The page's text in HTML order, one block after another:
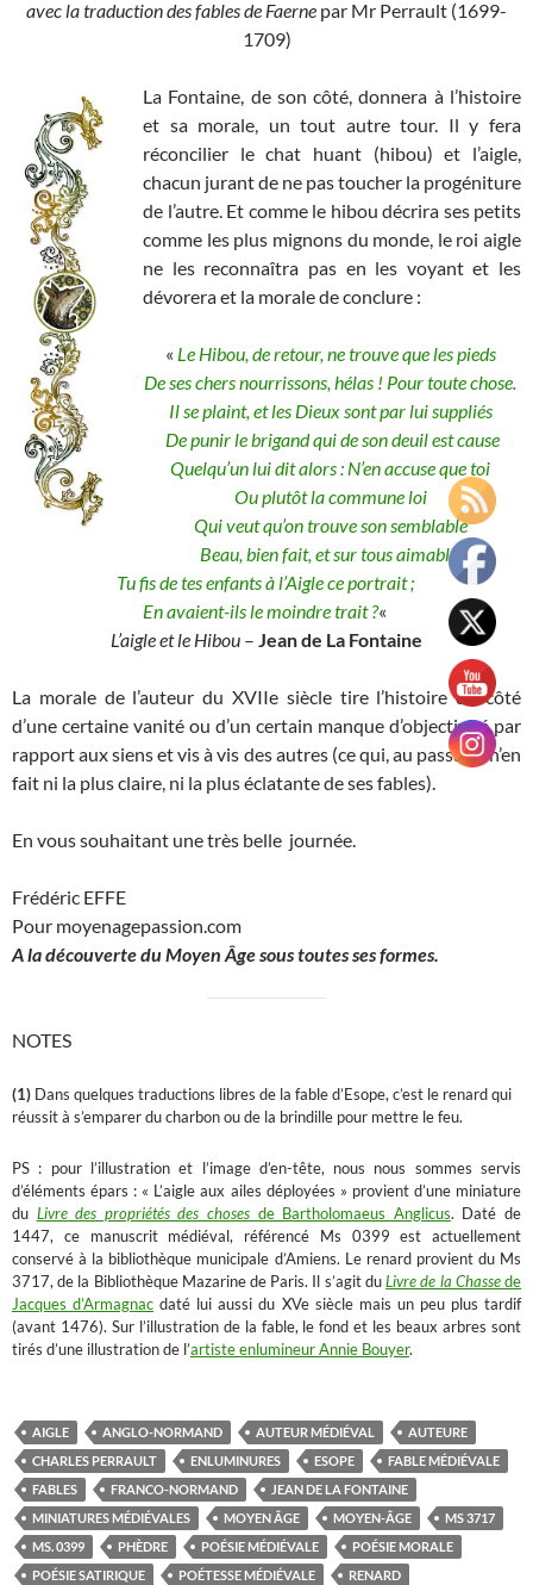
avec la traduction des fables de Faerne par Mr Perrault (1699-
1709)
La Fontaine, de son côté, donnera à l’histoire
et sa morale, un tout autre tour. Il y fera
réconcilier le chat huant (hibou) et l’aigle,
chacun jurant de ne pas toucher la progéniture
de l’autre. Et comme le hibou décrira ses petits
comme les plus mignons du monde, le roi aigle
ne les reconnaîtra pas en les voyant et les
dévorera et la morale de conclure :
« Le Hibou, de retour, ne trouve que les pieds
De ses chers nourrissons, hélas ! Pour toute chose.
Il se plaint, et les Dieux sont par lui suppliés
De punir le brigand qui de son deuil est cause
Quelqu’un lui dit alors : N’en accuse que toi
Ou plutôt la commune loi
Qui veut qu’on trouve son semblable
Beau, bien fait, et sur tous aimable.
Tu fis de tes enfants à l’Aigle ce portrait ;
En avaient-ils le moindre trait ?«
L’aigle et le Hibou – Jean de La Fontaine
La morale de l’auteur du XVIIe siècle tire l’histoire du côté
d’une certaine vanité ou d’un certain manque d’objectivité par
rapport aux siens et vis à vis des autres (ce qui, au passage, n’en
fait ni la plus claire, ni la plus éclatante de ses fables).
En vous souhaitant une très belle journée.
Frédéric EFFE
Pour moyenagepassion.com
A la découverte du Moyen Âge sous toutes ses formes.
NOTES
(1) Dans quelques traductions libres de la fable d’Esope, c’est le renard qui
réussit à s’emparer du charbon ou de la brindille pour mettre le feu.
PS : pour l’illustration et l’image d’en-tête, nous nous sommes servis
d’éléments épars : « L’aigle aux ailes déployées » provient d’une miniature
du Livre des propriétés des choses de Bartholomaeus Anglicus. Daté de
1447, ce manuscrit médiéval, référencé Ms 0399 est actuellement
conservé à la bibliothèque municipale d’Amiens. Le renard provient du Ms
3717, de la Bibliothèque Mazarine de Paris. Il s’agit duLivre de la Chassede
Jacques d’Armagnac daté lui aussi du XVe siècle mais un peu plus tardif
(avant 1476). Sur l’illustration de la fable, le fond et les beaux arbres sont
tirés d’une illustration de l’artiste enlumineur Annie Bouyer.
AIGLE ANGLO-NORMAND AUTEUR MÉDIÉVAL
AUTEURE
CHARLES PERRAULT
ENLUMINURES ESOPE
FABLE MÉDIÉVALE
FABLES
FRANCO-NORMAND
JEAN DE LA FONTAINE
MINIATURES MÉDIÉVALES
MOYEN ÂGE MOYEN-ÂGE
MS 3717
MS. 0399
PHÈDRE POÉSIE MÉDIÉVALE
POÉSIE MORALE
POÉSIE SATIRIQUE
POÉTESSE MÉDIÉVALE
RENARD